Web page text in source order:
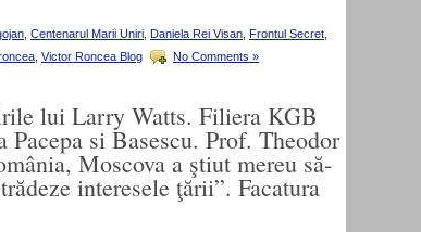
Centenarul Marii Uniri Daniela Rei Visan Frontul Secret
Victor Roncea Blog No Comments »
lui Larry Watts. Filiera KGB
si Basescu. Prof. Theodor
Moscova a ştiut mereu să-
interesele ţării”. Facatura